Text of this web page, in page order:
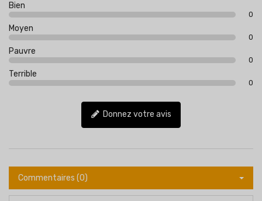
Bien
0
Moyen
0
Pauvre
0
Terrible
0
Donnez votre avis
Commentaires (0)